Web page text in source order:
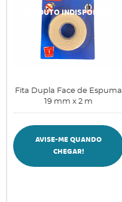
Fita Dupla Face de Espuma
19 mm x 2 m
AVISE-ME QUANDO
CHEGAR!